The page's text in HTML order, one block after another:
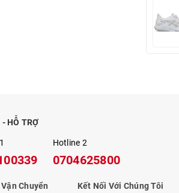
nhô ra và phần đế giữa dày
HỖ TRỢ
Hotline 2
0704625800
Chuyển Kết Nối Với Chúng Tôi